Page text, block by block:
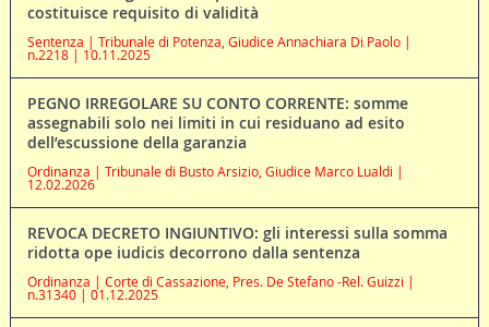
costituisce requisito di validità
Sentenza | Tribunale di Potenza, Giudice Annachiara Di Paolo |
n.2218 | 10.11.2025
PEGNO IRREGOLARE SU CONTO CORRENTE: somme
assegnabili solo nei limiti in cui residuano ad esito
dell’escussione della garanzia
Ordinanza | Tribunale di Busto Arsizio, Giudice Marco Lualdi |
12.02.2026
REVOCA DECRETO INGIUNTIVO: gli interessi sulla somma
ridotta ope iudicis decorrono dalla sentenza
Ordinanza | Corte di Cassazione, Pres. De Stefano -Rel. Guizzi |
n.31340 | 01.12.2025